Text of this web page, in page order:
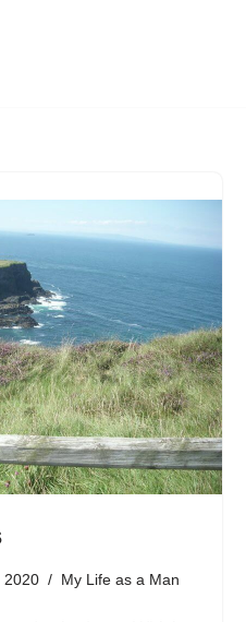
2020 My Life as a Man